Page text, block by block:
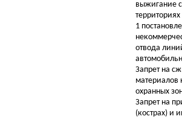
выжигание
1
отвода
Запрет на
материалов
охранных
Запрет на
(кострах) и